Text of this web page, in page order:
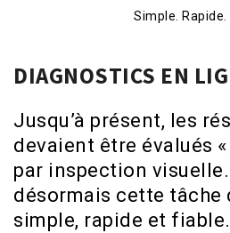
Simple. Rapide.
DIAGNOSTICS EN
Jusqu’à présent, les
devaient être évalués
par inspection
désormais cette tâche
simple, rapide et